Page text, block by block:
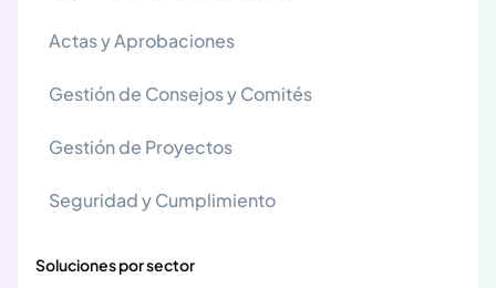
Actas y Aprobaciones
Gestión de Consejos y Comités
Gestión de Proyectos
Seguridad y Cumplimiento
Soluciones por sector